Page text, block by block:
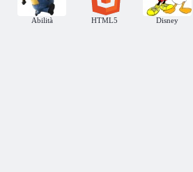
Abilità HTML5 Disney